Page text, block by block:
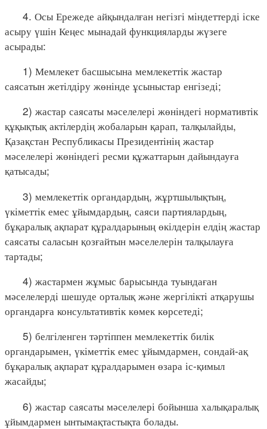
4. Осы Ережеде айқындалған негізгі міндеттерді іске
асыру үшін Кеңес мынадай функцияларды жүзеге
асырады:
1) Мемлекет басшысына мемлекеттік жастар
саясатын жетілдіру жөнінде ұсыныстар енгізеді;
2) жастар саясаты мәселелері жөніндегі нормативтік
құқықтық актілердің жобаларын қарап, талқылайды,
Қазақстан Республикасы Президентінің жастар
мәселелері жөніндегі ресми құжаттарын дайындауға
қатысады;
3) мемлекеттік органдардың, жұртшылықтың,
үкіметтік емес ұйымдардың, саяси партиялардың,
бұқаралық ақпарат құралдарының өкілдерін елдің жастар
саясаты саласын қозғайтын мәселелерін талқылауға
тартады;
4) жастармен жұмыс барысында туындаған
мәселелерді шешуде орталық және жергілікті атқарушы
органдарға консультативтік көмек көрсетеді;
5) белгіленген тәртіппен мемлекеттік билік
органдарымен, үкіметтік емес ұйымдармен, сондай-ақ
бұқаралық ақпарат құралдарымен өзара іс-қимыл
жасайды;
6) жастар саясаты мәселелері бойынша халықаралық
ұйымдармен ынтымақтастықта болады.